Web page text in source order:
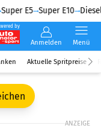
E5 Super E10 Diesel
by
Anmelden Menü
Aktuelle Spritpreise
ANZEIGE